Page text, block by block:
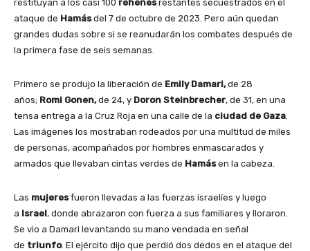
restituyan a los casi 100 rehenesrestantes secuestrados en el
ataque de Hamásdel 7 de octubre de 2023. Pero aún quedan
grandes dudas sobre si se reanudarán los combates después de
la primera fase de seis semanas.
Primero se produjo la liberación de Emily Damari,de 28
años; Romi Gonen,de 24, y Doron Steinbrecher, de 31, en una
tensa entrega a la Cruz Roja en una calle de la ciudad de Gaza
Las imágenes los mostraban rodeados por una multitud de miles
de personas, acompañados por hombres enmascarados y
armados que llevaban cintas verdes de Hamásen la cabeza.
Las mujeresfueron llevadas a las fuerzas israelíes y luego
a Israel, donde abrazaron con fuerza a sus familiares y lloraron.
Se vio a Damari levantando su mano vendada en señal
de triunfo. El ejército dijo que perdió dos dedos en el ataque del